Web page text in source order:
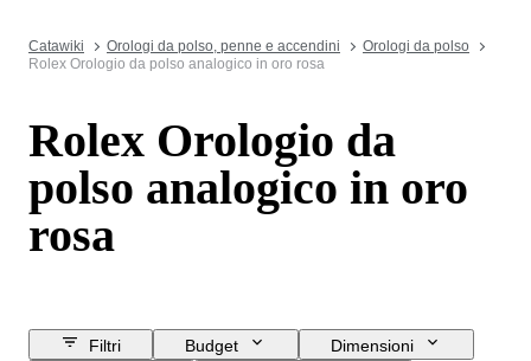
Catawiki Orologi da polso, penne e accendini
Orologi da polso
Rolex Orologio da polso analogico in oro rosa
Rolex Orologio da
polso analogico in oro
rosa
Filtri Budget
Dimensioni